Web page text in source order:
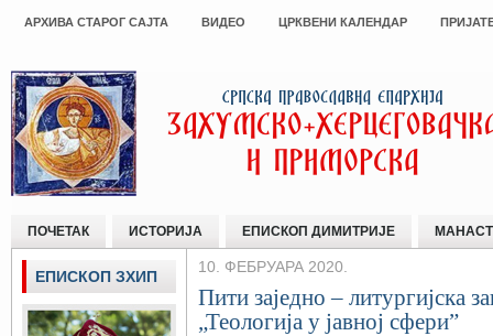
АРХИВА СТАРОГ САЈТА ВИДЕО ЦРКВЕНИ КАЛЕНДАР
ПОЧЕТАК ИСТОРИЈА ЕПИСКОП ДИМИТРИЈЕ
10. ФЕБРУАРА 2020.
Пити заједно – литургијска
„Теологија у јавној сфери”
ЕПИСКОП ЗХИП